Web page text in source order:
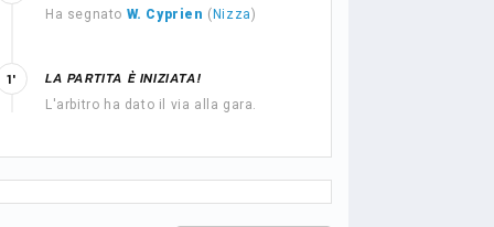
Ha segnato W. Cyprien ( Nizza)
LA PARTITA È INIZIATA!
L'arbitro ha dato il via alla gara.
1'